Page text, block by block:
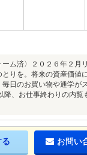
ム済〉２０２６年２月
りを。将来の資産価値
日のお買い物や通学が
、お仕事終わりの内覧
る お問い